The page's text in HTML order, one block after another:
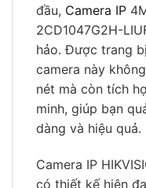
đầu, Camera IP
2CD1047G2H-
hảo. Được trang
camera này
nét mà còn tích
minh, giúp bạn
dàng và hiệu quả.
Camera IP
có thiết kế hiện